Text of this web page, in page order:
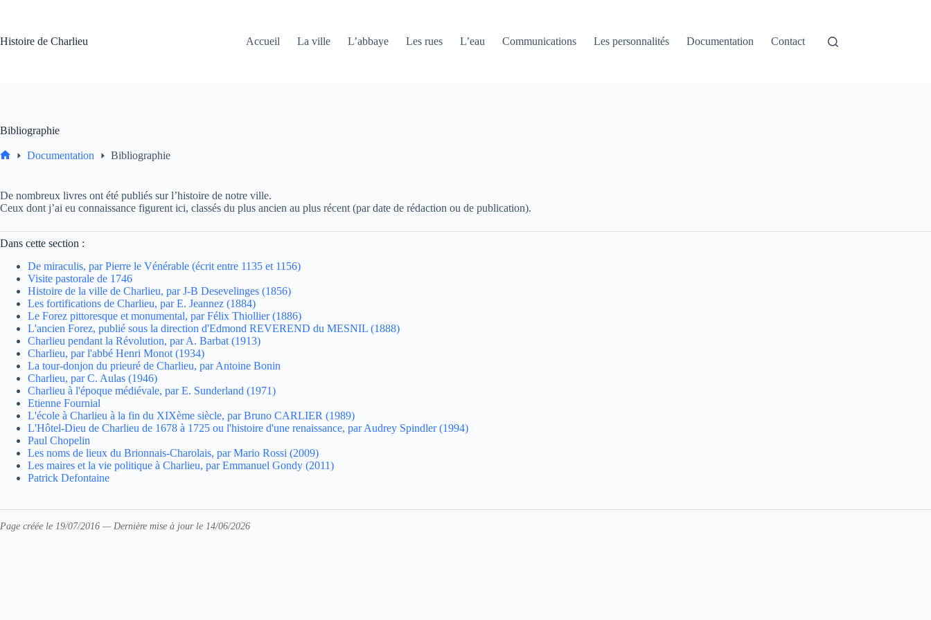
Histoire de Charlieu
Accueil La ville L’abbaye Les rues L’eau Communications Les personnalités Documentation Contact
Bibliographie
Documentation Bibliographie
De nombreux livres ont été publiés sur l’histoire de notre ville.
Ceux dont j’ai eu connaissance figurent ici, classés du plus ancien au plus récent (par date de rédaction ou de publication).
Dans cette section :
De miraculis, par Pierre le Vénérable (écrit entre 1135 et 1156)
Visite pastorale de 1746
Histoire de la ville de Charlieu, par J-B Desevelinges (1856)
Les fortifications de Charlieu, par E. Jeannez (1884)
Le Forez pittoresque et monumental, par Félix Thiollier (1886)
L'ancien Forez, publié sous la direction d'Edmond REVEREND du MESNIL (1888)
Charlieu pendant la Révolution, par A. Barbat (1913)
Charlieu, par l'abbé Henri Monot (1934)
La tour-donjon du prieuré de Charlieu, par Antoine Bonin
Charlieu, par C. Aulas (1946)
Charlieu à l'époque médiévale, par E. Sunderland (1971)
Etienne Fournial
L'école à Charlieu à la fin du XIXème siècle, par Bruno CARLIER (1989)
L'Hôtel-Dieu de Charlieu de 1678 à 1725 ou l'histoire d'une renaissance, par Audrey Spindler (1994)
Paul Chopelin
Les noms de lieux du Brionnais-Charolais, par Mario Rossi (2009)
Les maires et la vie politique à Charlieu, par Emmanuel Gondy (2011)
Patrick Defontaine
Page créée le 19/07/2016 — Dernière mise à jour le 14/06/2026